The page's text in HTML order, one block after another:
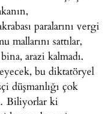
paralarını vergi
mallarını sattılar,
arazi kalmadı.
bu diktatöryel
düşmanlığı çok
Biliyorlar ki